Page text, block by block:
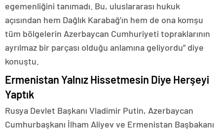
egemenliğini tanımadı. Bu, uluslararası hukuk
açısından hem Dağlık Karabağ’ın hem de ona komşu
tüm bölgelerin Azerbaycan Cumhuriyeti topraklarının
ayrılmaz bir parçası olduğu anlamına geliyordu” diye
konuştu.
Ermenistan Yalnız Hissetmesin Diye Herşeyi
Yaptık
Rusya Devlet Başkanı Vladimir Putin, Azerbaycan
Cumhurbaşkanı İlham Aliyev ve Ermenistan Başbakanı